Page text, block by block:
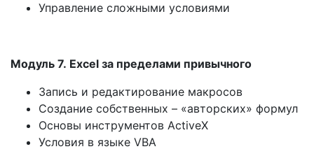
Управление сложными условиями
Модуль 7. Excel за пределами привычного
Запись и редактирование макросов
Создание собственных – «авторских» формул
Основы инструментов ActiveX
Условия в языке VBA